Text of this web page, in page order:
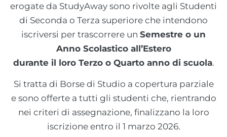
erogate da StudyAway sono rivolte agli Studenti
di Seconda o Terza superiore che intendono
iscriversi per trascorrere un Semestre o un
Anno Scolastico all’Estero
durante il loro Terzo o Quarto anno di scuola.
Si tratta di Borse di Studio a copertura parziale
e sono offerte a tutti gli studenti che, rientrando
nei criteri di assegnazione, finalizzano la loro
iscrizione entro il 1 marzo 2026.